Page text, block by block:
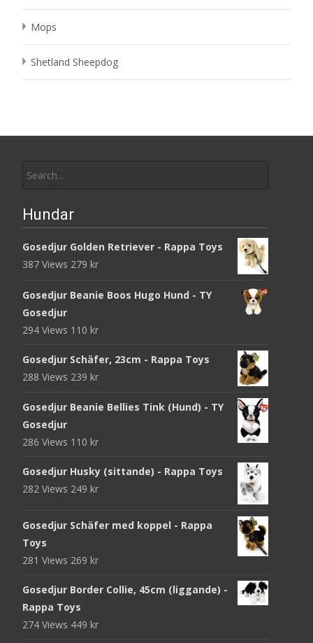
Mops
Shetland Sheepdog
for:
Hundar
Gosedjur Golden Retriever - Rappa Toys
387 Views 279 kr
Gosedjur Beanie Boos Hugo Hund - TY
Gosedjur
294 Views 110 kr
Gosedjur Schäfer, 23cm - Rappa Toys
288 Views 239 kr
Gosedjur Beanie Bellies Tink (Hund) - TY
Gosedjur
286 Views 110 kr
Gosedjur Husky (sittande) - Rappa Toys
282 Views 249 kr
Gosedjur Schäfer med koppel - Rappa
Toys
281 Views 269 kr
Gosedjur Border Collie, 45cm (liggande) -
Rappa Toys
274 Views 449 kr